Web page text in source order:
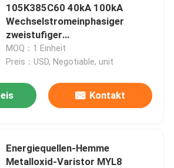
105K385C60 40kA 100kA
Wechselstromeinphasiger
zweistufiger
Tandemblitzschutzkasten
MOQ：1 Einheit
Preis：USD, Negotiable, unit
Kontakt
Energiequellen-Hemme
Metalloxid-Varistor MYL8